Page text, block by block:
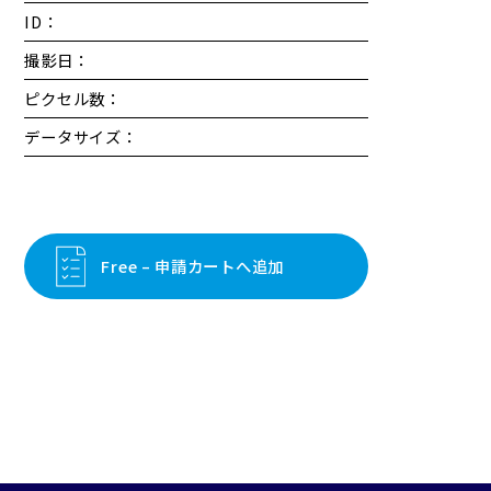
ID：
撮影日：
ピクセル数：
データサイズ：
Free – 申請カートへ追加